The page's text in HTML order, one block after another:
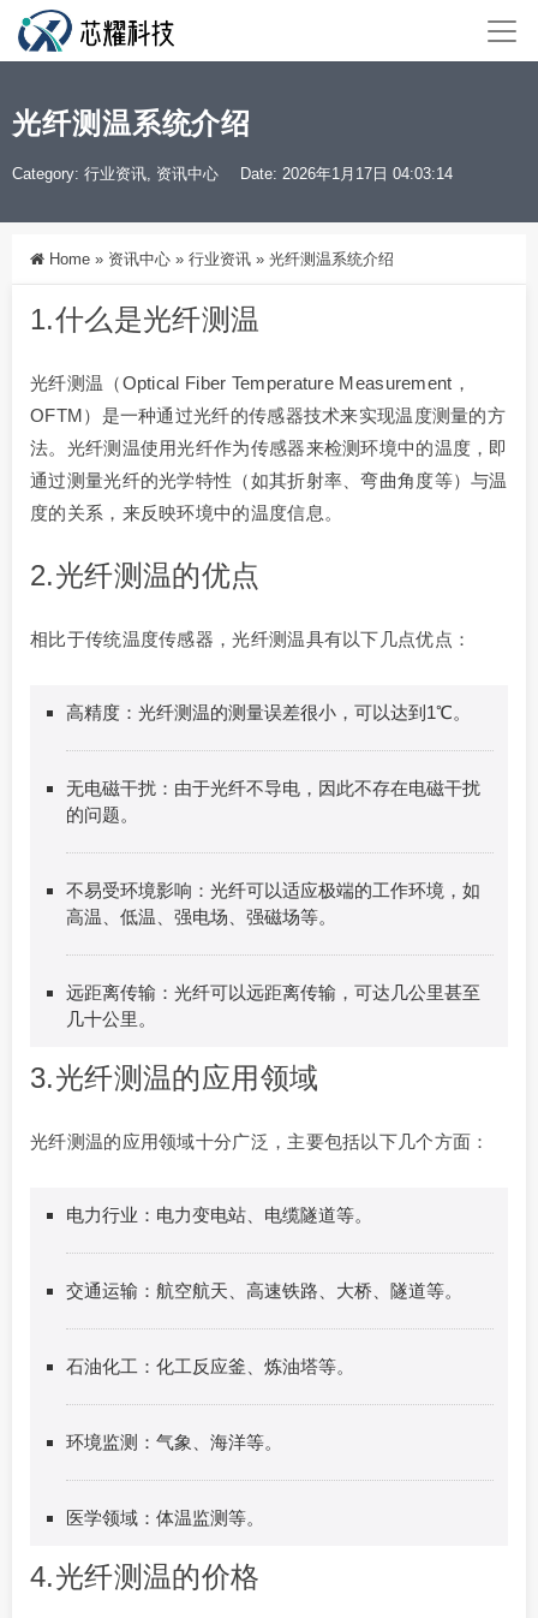
光纤测温系统介绍
Category: 行业资讯, 资讯中心 Date: 2026年1月17日 04:03:14
Home » 资讯中心 » 行业资讯 » 光纤测温系统介绍
1.什么是光纤测温
光纤测温（Optical Fiber Temperature Measurement，
OFTM）是一种通过光纤的传感器技术来实现温度测量的方
法。光纤测温使用光纤作为传感器来检测环境中的温度，即
通过测量光纤的光学特性（如其折射率、弯曲角度等）与温
度的关系，来反映环境中的温度信息。
2.光纤测温的优点
相比于传统温度传感器，光纤测温具有以下几点优点：
高精度：光纤测温的测量误差很小，可以达到1℃。
无电磁干扰：由于光纤不导电，因此不存在电磁干扰
的问题。
不易受环境影响：光纤可以适应极端的工作环境，如
高温、低温、强电场、强磁场等。
远距离传输：光纤可以远距离传输，可达几公里甚至
几十公里。
3.光纤测温的应用领域
光纤测温的应用领域十分广泛，主要包括以下几个方面：
电力行业：电力变电站、电缆隧道等。
交通运输：航空航天、高速铁路、大桥、隧道等。
石油化工：化工反应釜、炼油塔等。
环境监测：气象、海洋等。
医学领域：体温监测等。
4.光纤测温的价格